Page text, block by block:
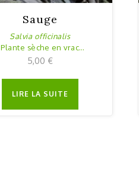
Sauge
Salvia officinalis
Plante sèche en vrac
25g
5,00 €
LIRE LA SUITE